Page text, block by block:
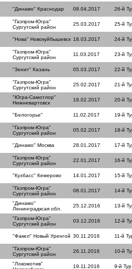
"Динамо" Краснодар 08.04.2017 26-й
"Газпром-Югра"
Сургутский район
25.03.2017 25-й
"Нова" Новокуйбышевск 18.03.2017 24-й
"Газпром-Югра"
Сургутский район
11.03.2017 23-й
"Зенит" Казань 05.03.2017 22-й
"Газпром-Югра"
Сургутский район
25.02.2017 21-й
"Югра-Самотлор"
Нижневартовск
19.02.2017 20-й
"Белогорье" 11.02.2017 19-й
"Газпром-Югра"
Сургутский район
05.02.2017 18-й
"Динамо" Москва 28.01.2017 17-й
"Газпром-Югра"
Сургутский район
22.01.2017 16-й
"Кузбасс" Кемерово 14.01.2017 15-й
"Газпром-Югра"
Сургутский район
08.01.2017 14-й
"Динамо"
Ленинградксая обл.
25.12.2016 13-й
"Газпром-Югра"
Сургутский район
03.12.2016 12-й
"Факел" Новый Уренгой 30.11.2016 11-й
"Газпром-Югра"
Сургутский район
26.11.2016 10-й
"Локомотив"
19.11.2016 9-й Тур